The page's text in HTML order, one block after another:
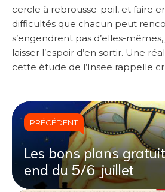
cercle à rebrousse-poil, et faire
difficultés que chacun peut
s’engendrent pas d’elles-mêmes,
laisser l’espoir d’en sortir. Une
cette étude de l’Insee rappelle
PRÉCÉDENT
Les bons plans
end du 5/6 juillet